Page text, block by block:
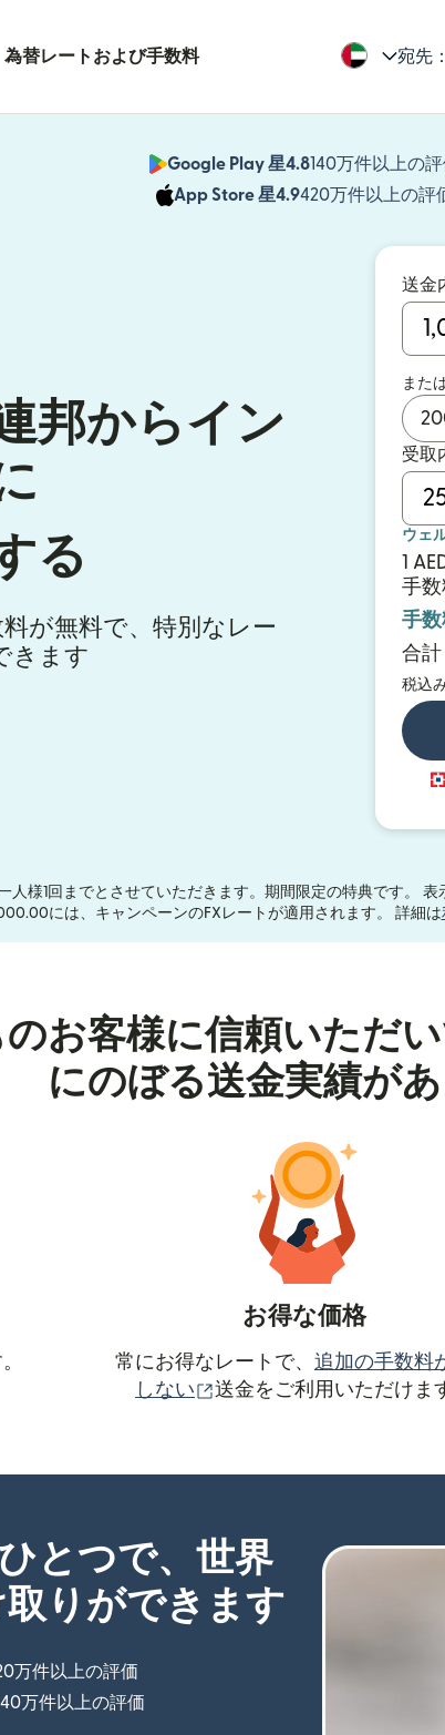
為替レートおよび手数料 宛先：
Google Play 星4.8140万件以上の評
App Store 星4.9420万件以上の評
邦からイン
る
が無料で、特別なレー
きます
送金
また
受取
ウェ
1
手数
手数
合計
税込み
人様1回までとさせていただきます。期間限定の特典です。
には、キャンペーンのFXレートが適用されます。 詳細は
お客様に信頼いただ
にのぼる送金実績が
お得な価格
常にお得なレートで、 追加の手数料
しない
（別ウィンドウで開きま
送金をご利用いただけま
とつで、世界
りができます
万件以上の評価
（別ウィンドウで開きます）
万件以上の評価
（別ウィンドウで開きます）